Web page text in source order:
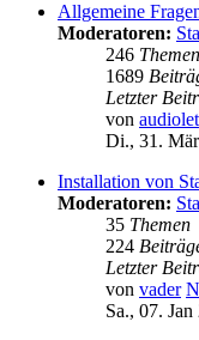
Allgemeine
Moderatoren:
246 Themen
1689
Letzter
von audiolet
Di., 31.
Installation von
Moderatoren:
35 Themen
224
Letzter
von vader
Sa., 07.